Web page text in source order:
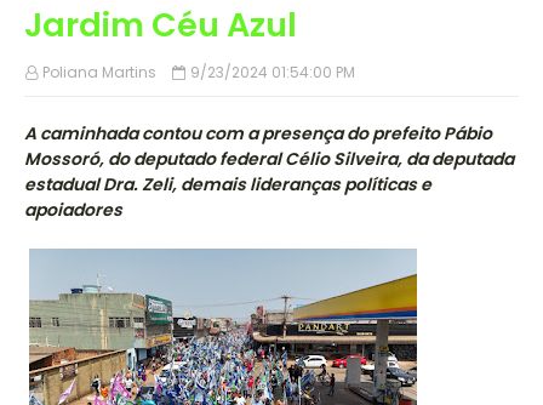
Jardim Céu Azul
Poliana Martins 9/23/2024 01:54:00 PM
A caminhada contou com a presença do prefeito Pábio
Mossoró, do deputado federal Célio Silveira, da deputada
estadual Dra. Zeli, demais lideranças políticas e
apoiadores